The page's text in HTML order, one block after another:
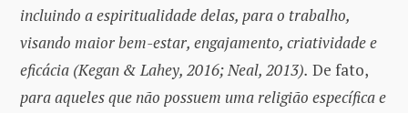
incluindo a espiritualidade delas, para o trabalho,
visando maior bem-estar, engajamento, criatividade e
eficácia (Kegan & Lahey, 2016; Neal, 2013). De fato,
para aqueles que não possuem uma religião específica e